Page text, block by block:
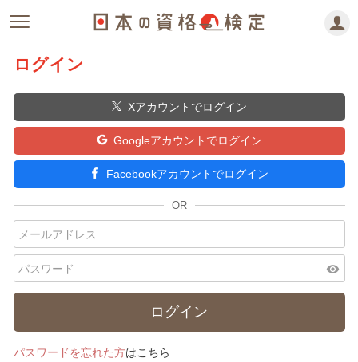
ログイン
Xアカウントでログイン
Googleアカウントでログイン
Facebookアカウントでログイン
visibility
パスワードを忘れた方はこちら